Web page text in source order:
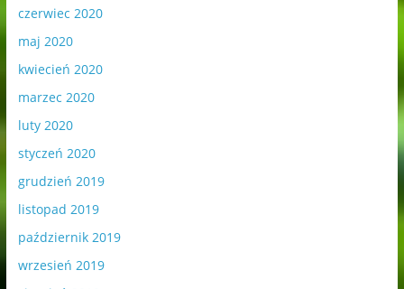
czerwiec 2020
maj 2020
kwiecień 2020
marzec 2020
luty 2020
styczeń 2020
grudzień 2019
listopad 2019
październik 2019
wrzesień 2019